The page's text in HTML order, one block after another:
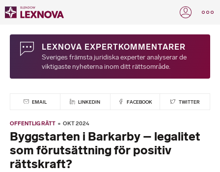
LEXNOVA EXPERTKOMMENTARER
Sveriges främsta juridiska experter analyserar de
viktigaste nyheterna inom ditt rättsområde.
EMAIL LINKEDIN FACEBOOK TWITTER
OFFENTLIG RÄTT OKT 2024
Byggstarten i Barkarby – legalitet
som förutsättning för positiv
rättskraft?